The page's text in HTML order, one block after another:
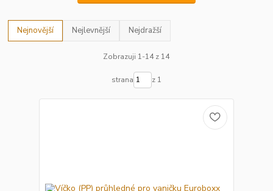
Nejnovější Nejlevnější Nejdražší
Zobrazuji 1-14 z 14
strana z 1